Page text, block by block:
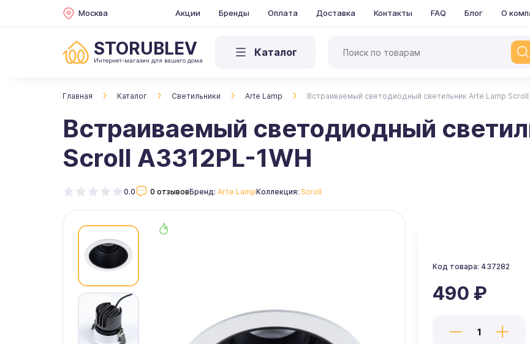
Москва Акции Бренды Оплата Доставка Контакты FAQ Блог О
STORUBLEV
Интернет-магазин для вашего дома
Каталог
Главная Каталог Светильники Arte Lamp Встраиваемый светодиодный светильник Arte Lamp Scroll
Встраиваемый светодиодный
Scroll A3312PL-1WH
0.0 0 отзывовБренд: Arte LampКоллекция: Scroll
Код товара: 437282
490 ₽